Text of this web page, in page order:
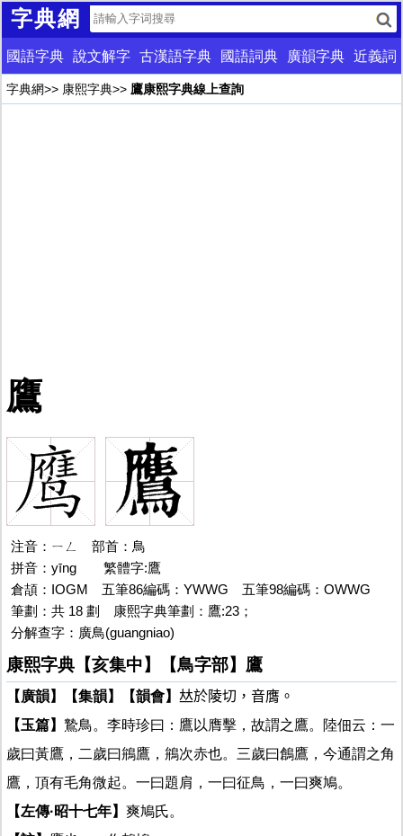
字典網
國語字典 說文解字 古漢語字典 國語詞典 廣韻字典 近義詞
字典網>> 康熙字典>> 鷹康熙字典線上查詢
鷹
注音：ㄧㄥ
部首：鳥
拼音：yīng
繁體字:鷹
倉頡：IOGM 五筆86編碼：YWWG 五筆98編碼：OWWG
筆劃：共 18 劃 康熙字典筆劃：鷹:23；
分解查字：廣鳥(guangniao)
康熙字典【亥集中】【鳥字部】鷹
【廣韻】 【集韻】 【韻會】 𠀤於陵切，音膺。
【玉篇】 鷙鳥。李時珍曰：鷹以膺擊，故謂之鷹。陸佃云：一
歲曰黃鷹，二歲曰鴘鷹，鴘次赤也。三歲曰鶬鷹，今通謂之角
鷹，頂有毛角微起。一曰題肩，一曰征鳥，一曰爽鳩。
【左傳·昭十七年】 爽鳩氏。